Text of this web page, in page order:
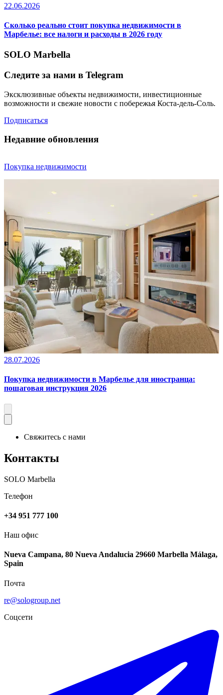
22.06.2026
Сколько реально стоит покупка недвижимости в
Марбелье: все налоги и расходы в 2026 году
SOLO Marbella
Следите за нами в Telegram
Эксклюзивные объекты недвижимости, инвестиционные
возможности и свежие новости с побережья Коста-дель-Соль.
Подписаться
Недавние обновления
Покупка недвижимости
28.07.2026
Покупка недвижимости в Марбелье для иностранца:
пошаговая инструкция 2026
Свяжитесь с нами
Контакты
SOLO Marbella
Телефон
+34 951 777 100
Наш офис
Nueva Campana, 80 Nueva Andalucia 29660 Marbella Málaga,
Spain
Почта
re@sologroup.net
Соцсети